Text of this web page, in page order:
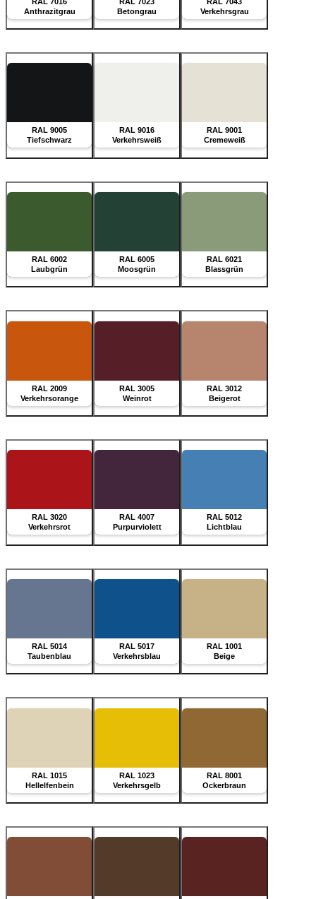
Anthrazitgrau
Betongrau
Verkehrsgrau
RAL 9005
Tiefschwarz
RAL 9016
Verkehrsweiß
RAL 9001
Cremeweiß
RAL 6002
Laubgrün
RAL 6005
Moosgrün
RAL 6021
Blassgrün
RAL 2009
Verkehrsorange
RAL 3005
Weinrot
RAL 3012
Beigerot
RAL 3020
Verkehrsrot
RAL 4007
Purpurviolett
RAL 5012
Lichtblau
RAL 5014
Taubenblau
RAL 5017
Verkehrsblau
RAL 1001
Beige
RAL 1015
Hellelfenbein
RAL 1023
Verkehrsgelb
RAL 8001
Ockerbraun